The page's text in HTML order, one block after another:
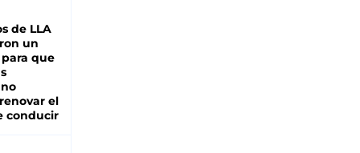
de LLA
un
que
el
conducir